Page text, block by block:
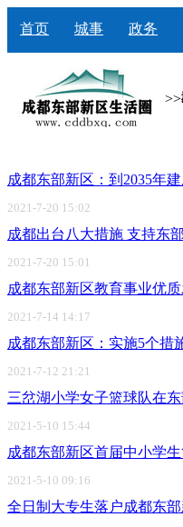
首页 城事 政务
>>
成都东部新区：到2035年
2021-7-20 15:02
成都出台八大措施 支持东
2021-7-20 15:01
成都东部新区教育事业优
2021-7-14 14:17
成都东部新区：实施5个措
2021-7-12 21:21
三岔湖小学女子篮球队在
2021-5-10 15:44
成都东部新区首届中小学
2021-5-10 09:16
全日制大专生落户成都东